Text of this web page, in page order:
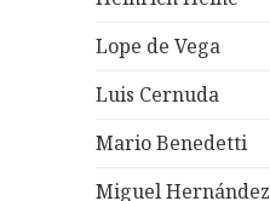
Lope de Vega
Luis Cernuda
Mario Benedetti
Miguel Hernández